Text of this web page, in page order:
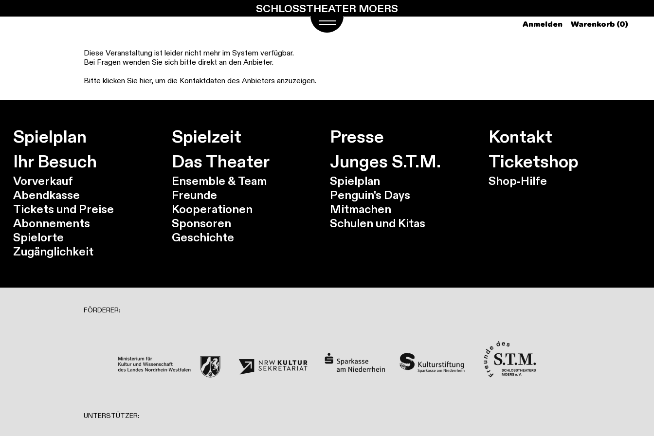
SCHLOSSTHEATER MOERS
Anmelden Warenkorb (0)
Diese Veranstaltung ist leider nicht mehr im System verfügbar.
Bei Fragen wenden Sie sich bitte direkt an den Anbieter.
Bitte klicken Sie hier, um die Kontaktdaten des Anbieters anzuzeigen.
Spielplan
Ihr Besuch
Vorverkauf
Abendkasse
Tickets und Preise
Abonnements
Spielorte
Zugänglichkeit
Spielzeit
Das Theater
Ensemble & Team
Freunde
Kooperationen
Sponsoren
Geschichte
Presse
Junges S.T.M.
Spielplan
Penguin's Days
Mitmachen
Schulen und Kitas
Kontakt
Ticketshop
Shop-Hilfe
FÖRDERER:
UNTERSTÜTZER: